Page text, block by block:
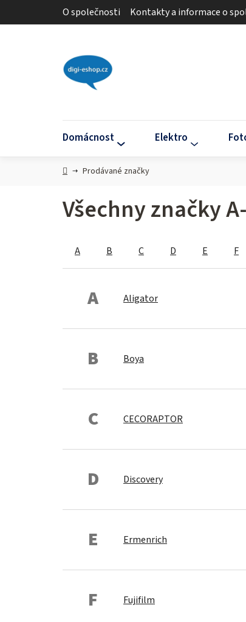
O společnosti Kontakty a informace o
Domácnost Elektro
DomůProdávané značky
Všechny značky
A B C D E F
A Aligator
B Boya
C CECORAPTOR
D Discovery
E Ermenrich
F Fujifilm